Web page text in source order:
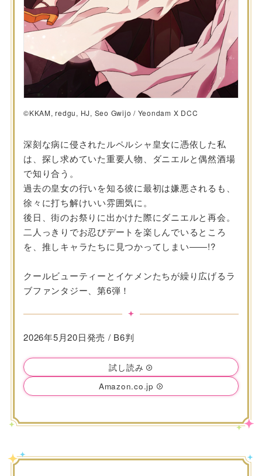
©KKAM, redgu, HJ, Seo Gwijo / Yeondam X DCC
深刻な病に侵されたルペルシャ皇女に憑依した私
は、探し求めていた重要人物、ダニエルと偶然酒場
で知り合う。
過去の皇女の行いを知る彼に最初は嫌悪されるも、
徐々に打ち解けいい雰囲気に。
後日、街のお祭りに出かけた際にダニエルと再会。
二人っきりでお忍びデートを楽しんでいるところ
を、推しキャラたちに見つかってしまい――!?
クールビューティーとイケメンたちが繰り広げるラ
ブファンタジー、第6弾！
2026年5月20日発売 / B6判
試し読み
Amazon.co.jp